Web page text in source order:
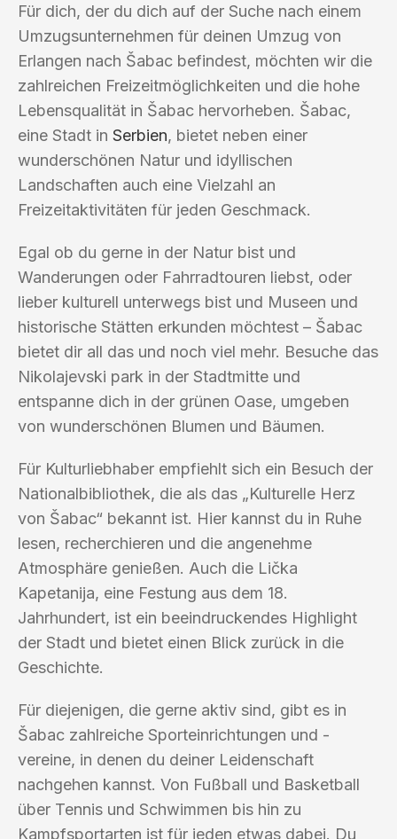
Für dich, der du dich auf der Suche nach einem
Umzugsunternehmen für deinen Umzug von
Erlangen nach Šabac befindest, möchten wir die
zahlreichen Freizeitmöglichkeiten und die hohe
Lebensqualität in Šabac hervorheben. Šabac,
eine Stadt in Serbien, bietet neben einer
wunderschönen Natur und idyllischen
Landschaften auch eine Vielzahl an
Freizeitaktivitäten für jeden Geschmack.
Egal ob du gerne in der Natur bist und
Wanderungen oder Fahrradtouren liebst, oder
lieber kulturell unterwegs bist und Museen und
historische Stätten erkunden möchtest – Šabac
bietet dir all das und noch viel mehr. Besuche das
Nikolajevski park in der Stadtmitte und
entspanne dich in der grünen Oase, umgeben
von wunderschönen Blumen und Bäumen.
Für Kulturliebhaber empfiehlt sich ein Besuch der
Nationalbibliothek, die als das „Kulturelle Herz
von Šabac“ bekannt ist. Hier kannst du in Ruhe
lesen, recherchieren und die angenehme
Atmosphäre genießen. Auch die Lička
Kapetanija, eine Festung aus dem 18.
Jahrhundert, ist ein beeindruckendes Highlight
der Stadt und bietet einen Blick zurück in die
Geschichte.
Für diejenigen, die gerne aktiv sind, gibt es in
Šabac zahlreiche Sporteinrichtungen und -
vereine, in denen du deiner Leidenschaft
nachgehen kannst. Von Fußball und Basketball
über Tennis und Schwimmen bis hin zu
Kampfsportarten ist für jeden etwas dabei. Du